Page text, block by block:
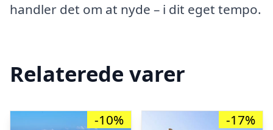
handler det om at nyde – i dit eget tempo.
Relaterede varer
-10% -17%